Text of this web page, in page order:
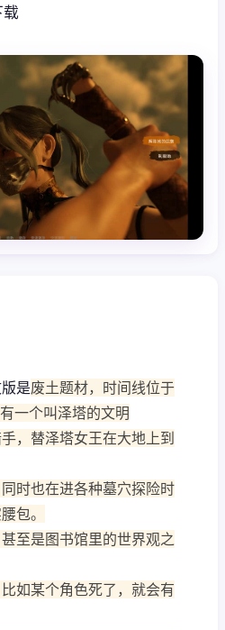
是废土题材，时间线位于
一个叫泽塔的文明
，替泽塔女王在大地上到
时也在进各种墓穴探险时
包。
至是图书馆里的世界观之
如某个角色死了，就会有